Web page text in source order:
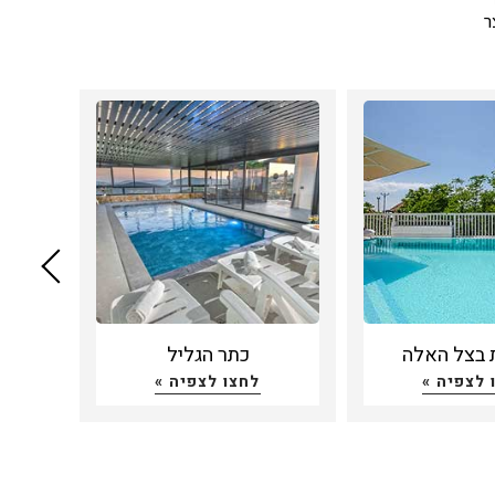
בצל האלה
לצפיה »
כתר הגליל
לחצו לצפיה »